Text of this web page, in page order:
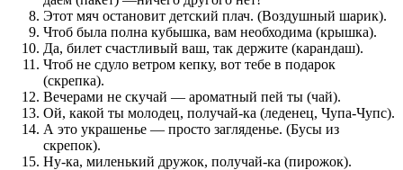
Этот мяч остановит детский плач. (Воздушный шарик).
Чтоб была полна кубышка, вам необходима (крышка).
Да, билет счастливый ваш, так держите (карандаш).
Чтоб не сдуло ветром кепку, вот тебе в подарок
(скрепка).
Вечерами не скучай — ароматный пей ты (чай).
Ой, какой ты молодец, получай-ка (леденец, Чупа-Чупс).
А это украшенье — просто загляденье. (Бусы из
скрепок).
Ну-ка, миленький дружок, получай-ка (пирожок).